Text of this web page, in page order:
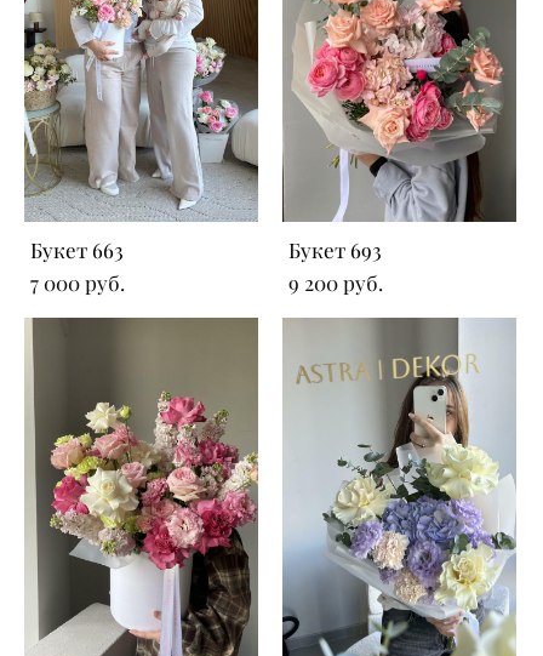
Букет 663
7 000 pуб.
Букет 693
9 200 pуб.